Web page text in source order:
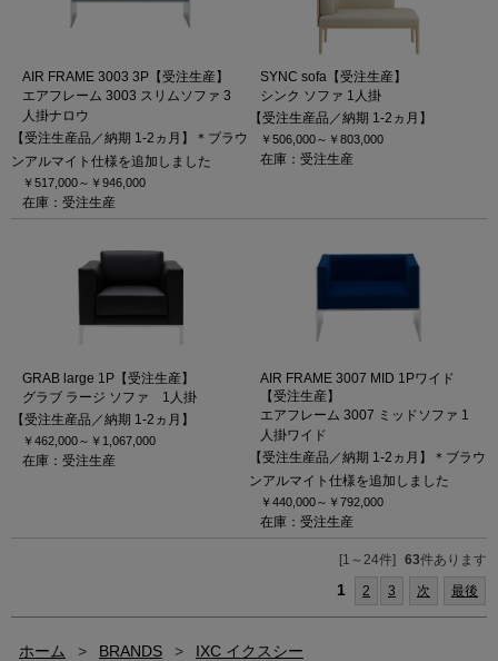
AIR FRAME 3003 3P【受注生産】
エアフレーム 3003 スリムソファ 3
人掛ナロウ
【受注生産品／納期 1-2ヵ月】＊ブラウ
ンアルマイト仕様を追加しました
￥517,000～ ￥946,000
在庫：受注生産
SYNC sofa【受注生産】
シンク ソファ 1人掛
【受注生産品／納期 1-2ヵ月】
￥506,000～ ￥803,000
在庫：受注生産
GRAB large 1P【受注生産】
グラブ ラージ ソファ 1人掛
【受注生産品／納期 1-2ヵ月】
￥462,000～ ￥1,067,000
在庫：受注生産
AIR FRAME 3007 MID 1Pワイド
【受注生産】
エアフレーム 3007 ミッドソファ 1
人掛ワイド
【受注生産品／納期 1-2ヵ月】＊ブラウ
ンアルマイト仕様を追加しました
￥440,000～ ￥792,000
在庫：受注生産
[1～24件] 63件あります
1 2 3 次 最後
ホーム > BRANDS > IXC イクスシー